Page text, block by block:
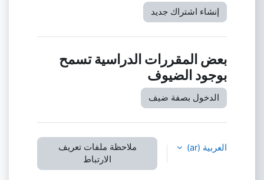
إنشاء اشتراك جديد
بعض المقررات الدراسية تسمح
بوجود الضيوف
الدخول بصفة ضيف
العربية ‎(ar)‎
ملاحظة ملفات تعريف
الارتباط